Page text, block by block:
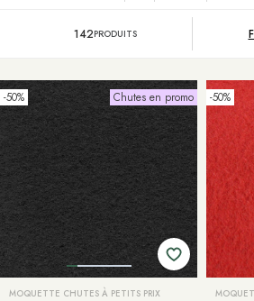
142PRODUITS
-50% Chutes en promo
MOQUETTE CHUTES À PETITS PRIX
-50%